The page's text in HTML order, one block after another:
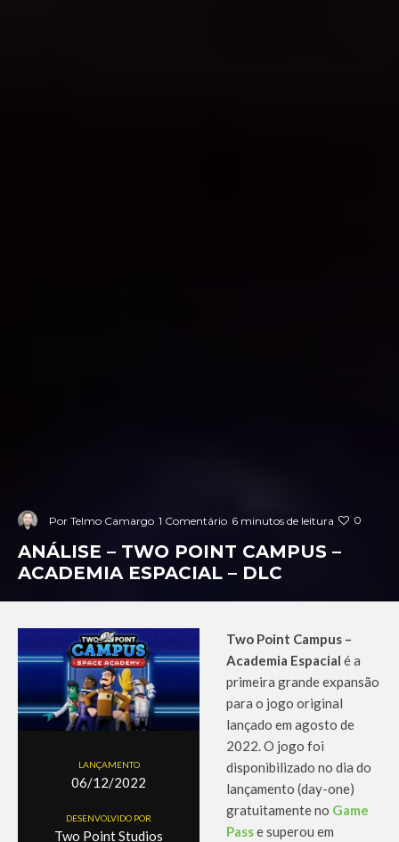
Por Telmo Camargo 1 Comentário 6 minutos de leitura 0
ANÁLISE – TWO POINT CAMPUS –
ACADEMIA ESPACIAL – DLC
LANÇAMENTO
06/12/2022
DESENVOLVIDO POR
Two Point Studios
Two Point Campus –
Academia Espacial é a
primeira grande expansão
para o jogo original
lançado em agosto de
2022. O jogo foi
disponibilizado no dia do
lançamento (day-one)
gratuitamente no Game
Passe superou em